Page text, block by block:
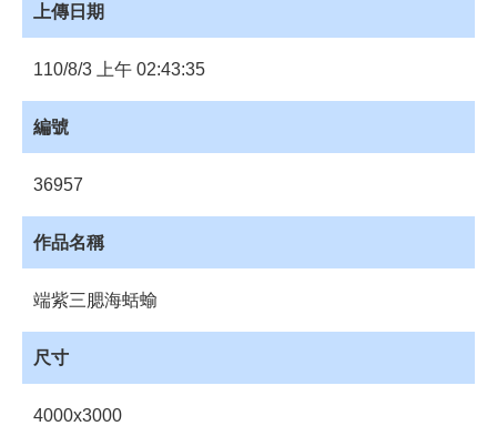
入
網
站
覽
管
理
上傳日期
110/8/3 上午 02:43:35
編號
36957
作品名稱
端紫三腮海蛞蝓
尺寸
4000x3000